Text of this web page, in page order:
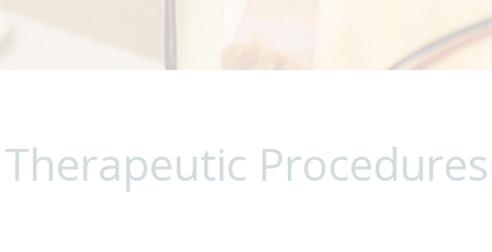
Therapeutic Procedures